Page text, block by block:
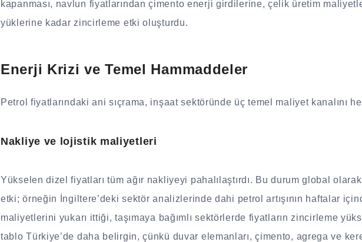
kapanması, navlun fiyatlarından çimento enerji girdilerine, çelik üretim
yüklerine kadar zincirleme etki oluşturdu.
Enerji Krizi ve Temel Hammaddeler
Petrol fiyatlarındaki ani sıçrama, inşaat sektöründe üç temel maliyet kanalını
Nakliye ve lojistik maliyetleri
Yükselen dizel fiyatları tüm ağır nakliyeyi pahalılaştırdı. Bu durum global
etki; örneğin İngiltere’deki sektör analizlerinde dahi petrol artışının haftalar
maliyetlerini yukarı ittiği, taşımaya bağımlı sektörlerde fiyatların zincirleme
tablo Türkiye’de daha belirgin, çünkü duvar elemanları, çimento, agrega ve